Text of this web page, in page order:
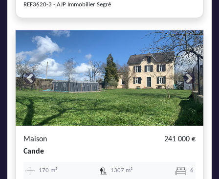
REF3620-3 - AJP Immobilier Segré
Previous Next
Maison
241 000 €
Cande
170 m² 1307 m² 6